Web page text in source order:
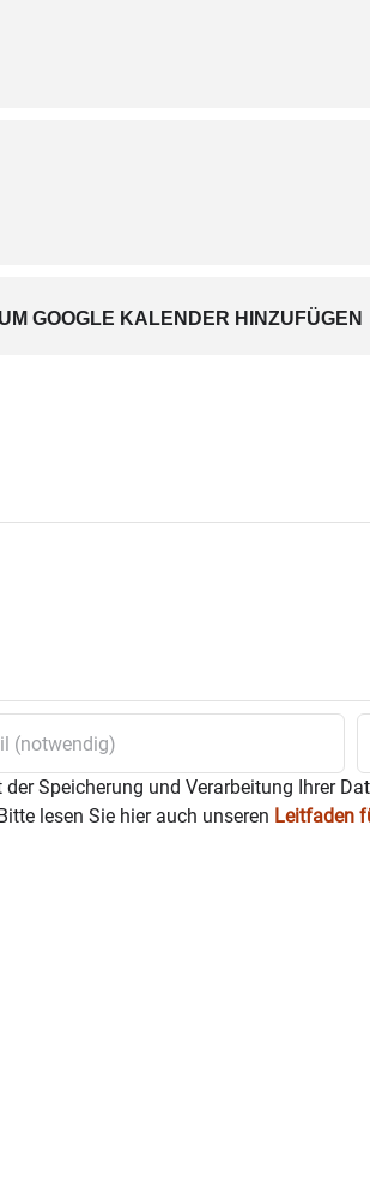
20.30 Uhr
GOOGLE KALENDER HINZUFÜGEN
Speicherung und Verarbeitung Ihrer
lesen Sie hier auch unseren Leitfaden